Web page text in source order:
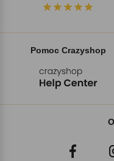
Pomoc Crazyshop